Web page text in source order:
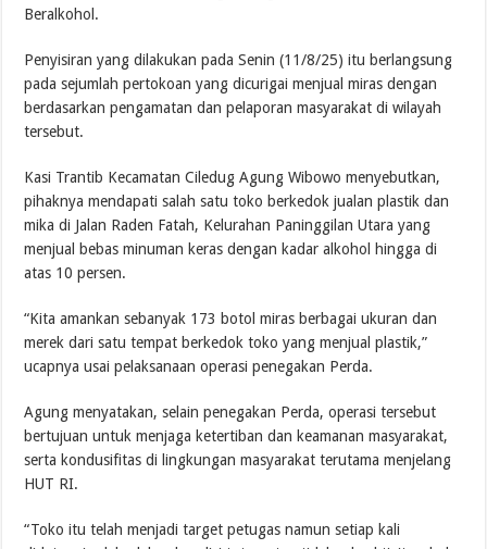
Beralkohol.
Penyisiran yang dilakukan pada Senin (11/8/25) itu berlangsung
pada sejumlah pertokoan yang dicurigai menjual miras dengan
berdasarkan pengamatan dan pelaporan masyarakat di wilayah
tersebut.
Kasi Trantib Kecamatan Ciledug Agung Wibowo menyebutkan,
pihaknya mendapati salah satu toko berkedok jualan plastik dan
mika di Jalan Raden Fatah, Kelurahan Paninggilan Utara yang
menjual bebas minuman keras dengan kadar alkohol hingga di
atas 10 persen.
“Kita amankan sebanyak 173 botol miras berbagai ukuran dan
merek dari satu tempat berkedok toko yang menjual plastik,”
ucapnya usai pelaksanaan operasi penegakan Perda.
Agung menyatakan, selain penegakan Perda, operasi tersebut
bertujuan untuk menjaga ketertiban dan keamanan masyarakat,
serta kondusifitas di lingkungan masyarakat terutama menjelang
HUT RI.
“Toko itu telah menjadi target petugas namun setiap kali